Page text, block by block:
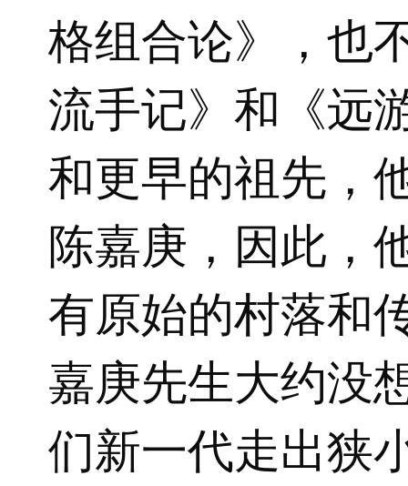
格组合论》，也
流手记》和《远
和更早的祖先，
陈嘉庚，因此，
有原始的村落和
嘉庚先生大约没
们新一代走出狭